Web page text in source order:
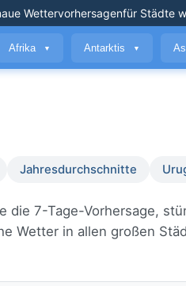
Wettervorhersagenfür Städte
Afrika ▼ Antarktis ▼
Jahresdurchschnitte
die 7-Tage-Vorhersage,
Wetter in allen großen